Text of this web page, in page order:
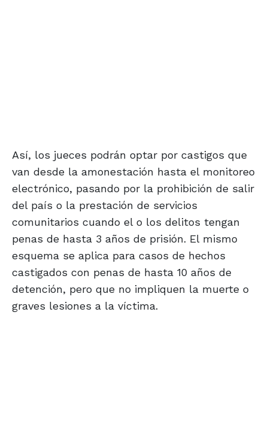
Así, los jueces podrán optar por castigos que
van desde la amonestación hasta el monitoreo
electrónico, pasando por la prohibición de salir
del país o la prestación de servicios
comunitarios cuando el o los delitos tengan
penas de hasta 3 años de prisión. El mismo
esquema se aplica para casos de hechos
castigados con penas de hasta 10 años de
detención, pero que no impliquen la muerte o
graves lesiones a la víctima.